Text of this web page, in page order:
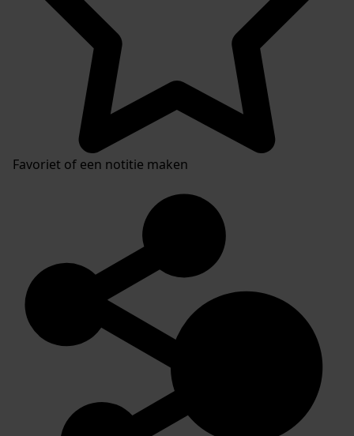
Favoriet of een notitie maken